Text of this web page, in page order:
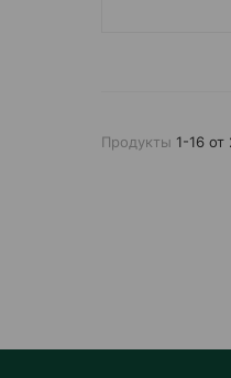
Продукты 1-16 от